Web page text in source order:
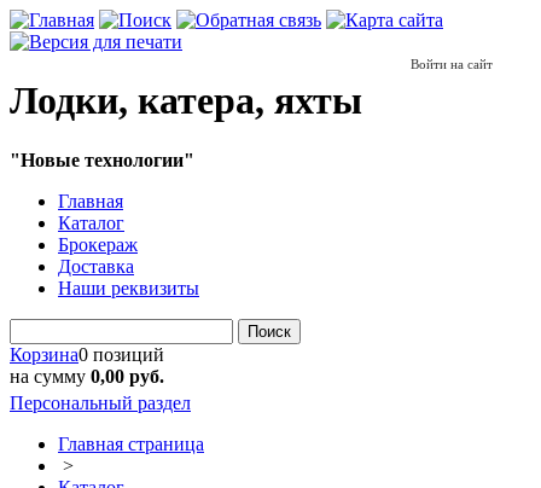
Войти на сайт
Лодки, катера, яхты
"Новые технологии"
Главная
Каталог
Брокераж
Доставка
Наши реквизиты
Поиск
Корзина0 позиций
на сумму 0,00 руб.
Персональный раздел
Главная страница
>